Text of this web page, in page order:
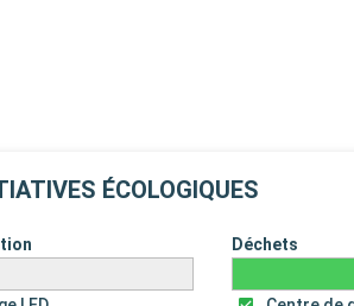
ÉCOLOGIQUES
Déchets